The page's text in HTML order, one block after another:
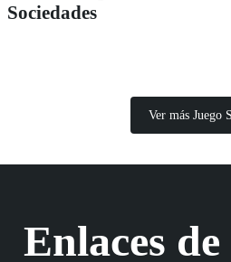
Sociedades
Ver más Juego
Enlaces